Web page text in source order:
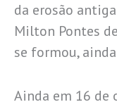
da erosão
Milton Pontes
se formou,
Ainda em 16 de